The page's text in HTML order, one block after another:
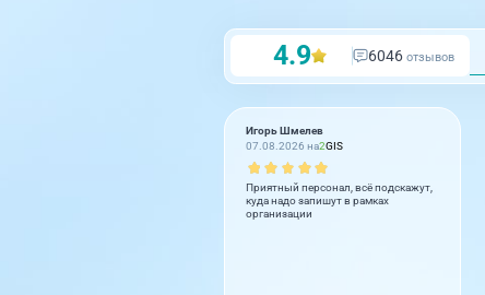
4.9 6046 отзывов
Игорь Шмелев
07.08.2026 на2GIS
Приятный персонал, всё подскажут,
куда надо запишут в рамках
организации